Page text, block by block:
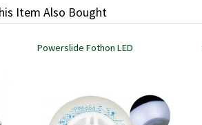
Item Also Bought
Powerslide Fothon LED